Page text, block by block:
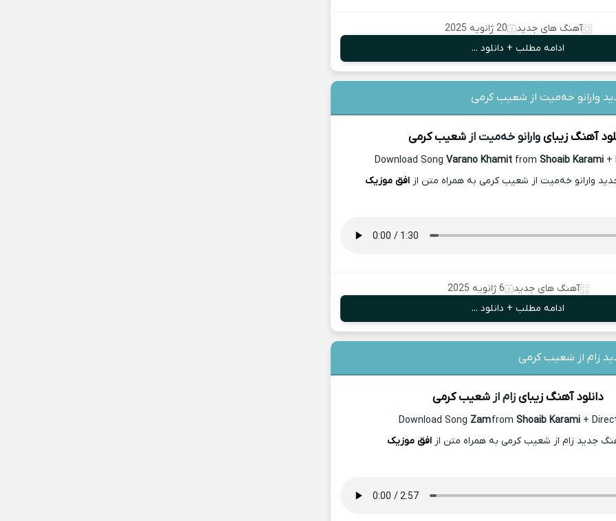
آهنگ های جدید
20 ژانویه 2025
ادامه مطلب + دانلود ...
وارانو خه‌میت از شعیب کرمی
آهنگ زیبایوارانو خه‌میت ازشعیب کرمی
Download SongVarano Khamit from Shoaib Karami +
وارانو خه‌میت از شعیب کرمی به همراه متن از افق موزیک
آهنگ های جدید
6 ژانویه 2025
ادامه مطلب + دانلود ...
زام از شعیب کرمی
دانلود آهنگ زیبای زام ازشعیب کرمی
Download Song Zamfrom Shoaib Karami+
جدید زام از شعیب کرمی به همراه متن ازافق موزیک